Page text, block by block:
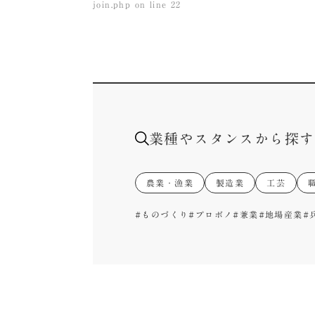
join.php on line 22
業種やスタンスから探す
農業・漁業 製造業 工芸
#ものづくり#プロボノ#兼業#地場産業#